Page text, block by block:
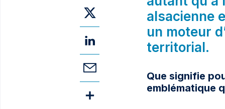
alsacienne
un moteur
territorial.
Que signifie
emblématique